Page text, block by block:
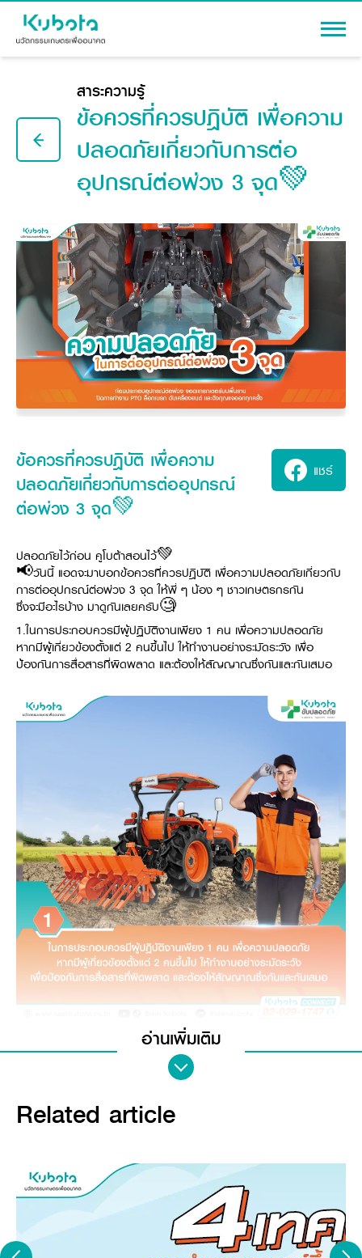
แทรกเตอร์
อุปกรณ์ต่อพ่วงแทรกเตอร์
รถเกี่ยวนวดข้าว
รถดำนา
ชุดอุปกรณ์เสริมรถดำนา
เครื่องยนต์ดีเซล
รถไถ
เครื่องจักรกลก่อสร้าง
อุปกรณ์ต่อพ่วงรถขุด
รถตักล้อยาง
สินค้านวัตกรรมการเกษตร
สาระความรู้
ผู้แทนจำหน่าย
เครื่องจักรกลการเกษตร
เครื่องจักรกลการเกษตร
ศูนย์จำหน่ายกล้าแผ่นฯ
ศูนย์จำหน่ายกล้าแผ่นคูโบต้า
สิ่งที่ผู้ลงทุนจะได้รับ
วัสดุอุปกรณ์
ขั้นตอนการเข้าร่วมโครงการ
ติดต่อซื้อกล้าแผ่น
ข้อมูลองค์กร
รู้จักสยามคูโบต้า
ประวัติบริษัท
วิสัยทัศน์และนโยบาย
ธุรกิจต่างประเทศ
ที่มา
สินค้าที่ส่งออก
ศูนย์บริการในต่างประเทศ
ประเทศคู่ค้า
สมัครงาน
สมัครงานคูโบต้า
ตำแหน่งงานว่าง
สวัสดิการพนักงาน
ข่าวสาร
ข่าวและกิจกรรมที่แนะนำ
ข่าวสารองค์กร
ข่าวกิจกรรมเพื่อสังคม
ข่าวกิจกรรมเพื่อสังคม
โครงการตามแนวพระราชดำริ
การพัฒนาชุมชน และสังคม
การศึกษา และเยาวชน
สิ่งแวดล้อมความปลอดภัยและอาชีวอนามัย
คูโบต้าร่วมมือเกษตรร่วมใจ
เอกสารดาวน์โหลด
ออนไลน์
โชว์รูม
บริการหลังการขาย
เช่าซื้อ
คูโบต้า สโตร์
KAS เกษตรครบวงจร
คูโบต้าฟาร์ม
คูโบต้าแฟมิลี่
ไทย English
สาระความรู้
ข้อควรที่ควรปฎิบัติ เพื่อความ
ปลอดภัยเกี่ยวกับการต่อ
อุปกรณ์ต่อพ่วง 3 จุด💚
ข้อควรที่ควรปฎิบัติ เพื่อความ
ปลอดภัยเกี่ยวกับการต่ออุปกรณ์
ต่อพ่วง 3 จุด💚
แชร์
ปลอดภัยไว้ก่อน คูโบต้าสอนไว้💚
📢วันนี้ แอดจะมาบอกข้อควรที่ควรปฎิบัติ เพื่อความปลอดภัยเกี่ยวกับ
การต่ออุปกรณ์ต่อพ่วง 3 จุด ให้พี่ ๆ น้อง ๆ ชาวเกษตรกรกัน
ซึ่งจะมีอะไรบ้าง มาดูกันเลยครับ🧐
1.ในการประกอบควรมีผู้ปฏิบัติงานเพียง 1 คน เพื่อความปลอดภัย
หากมีผู้เกี่ยวข้องตั้งแต่ 2 คนขึ้นไป ให้ทำงานอย่างระมัดระวัง เพื่อ
ป้องกันการสื่อสารที่ผิดพลาด และต้องให้สัญญาณซึ่งกันและกันเสมอ
2. ห้ามประกอบอุปกรณ์ต่อพ่วง เมื่อเครื่องจักรกำลังทำงาน ให้ล็อก
อ่านเพิ่มเติม
Related article